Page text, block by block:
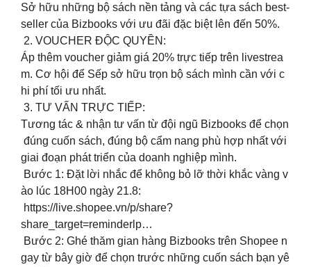
Sở hữu những bộ sách nền tảng và các tựa sách best-
seller của Bizbooks với ưu đãi đặc biệt lên đến 50%.
2. VOUCHER ĐỘC QUYỀN:
Áp thêm voucher giảm giá 20% trực tiếp trên livestrea
m. Cơ hội để Sếp sở hữu trọn bộ sách mình cần với c
hi phí tối ưu nhất.
3. TƯ VẤN TRỰC TIẾP:
Tương tác & nhận tư vấn từ đội ngũ Bizbooks để chọn
đúng cuốn sách, đúng bộ cẩm nang phù hợp nhất với
giai đoạn phát triển của doanh nghiệp mình.
Bước 1: Đặt lời nhắc để không bỏ lỡ thời khắc vàng v
ào lúc 18H00 ngày 21.8:
https://live.shopee.vn/p/share?
share_target=reminderlp…
Bước 2: Ghé thăm gian hàng Bizbooks trên Shopee n
gay từ bây giờ để chọn trước những cuốn sách bạn yê